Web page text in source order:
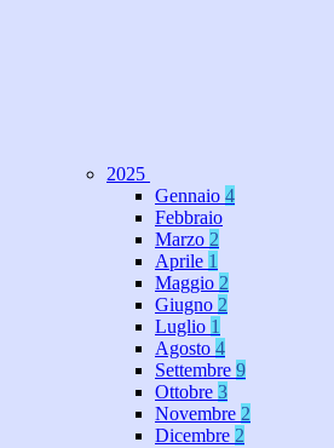
2025
Gennaio 4
Febbraio
Marzo 2
Aprile 1
Maggio 2
Giugno 2
Luglio 1
Agosto 4
Settembre 9
Ottobre 3
Novembre 2
Dicembre 2